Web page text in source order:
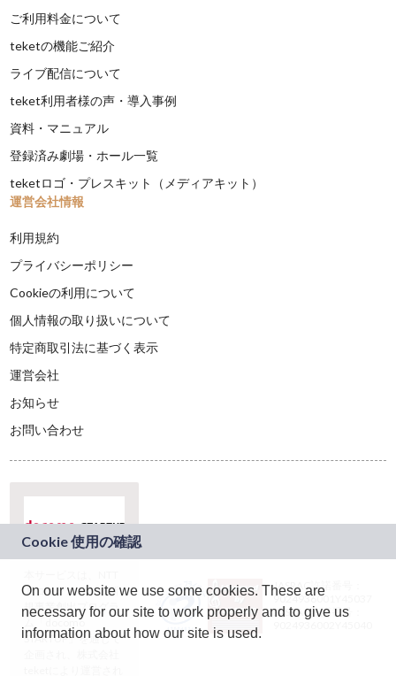
ご利用料金について
teketの機能ご紹介
ライブ配信について
teket利用者様の声・導入事例
資料・マニュアル
登録済み劇場・ホール一覧
teketロゴ・プレスキット（メディアキット）
運営会社情報
利用規約
プライバシーポリシー
Cookieの利用について
個人情報の取り扱いについて
特定商取引法に基づく表示
運営会社
お知らせ
お問い合わせ
ドコモグループの新
規事業創出プログラ
ム「docomo
STARTUP」を通じて
JASRAC許諾番号：
9024936001Y45037
JASRAC許諾番号：
On our website we use some cookies. These are
necessary for our site to work properly and to give us
information about how our site is used.